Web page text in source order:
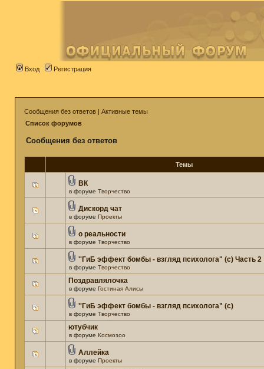
Вход Регистрация
Сообщения без ответов | Активные темы
Список форумов
Сообщения без ответов
Темы
ВК
в форуме Творчество
Дискорд чат
в форуме Проекты
о реальности
в форуме Творчество
''ГиБ эффект бомбы - взгляд психолога" (c) Часть 2
в форуме Творчество
Поздравлялочка
в форуме Гостиная Алисы
''ГиБ эффект бомбы - взгляд психолога" (c)
в форуме Творчество
ютубчик
в форуме Космозоо
Аллейка
в форуме Проекты